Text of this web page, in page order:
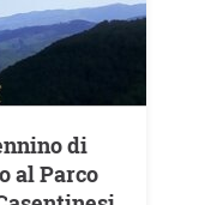
al Parco